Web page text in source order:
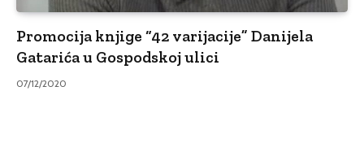
Promocija knjige “42 varijacije” Danijela
Gatarića u Gospodskoj ulici
07/12/2020